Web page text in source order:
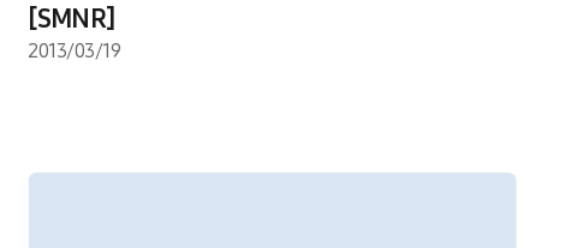
[SMNR]
2013/03/19